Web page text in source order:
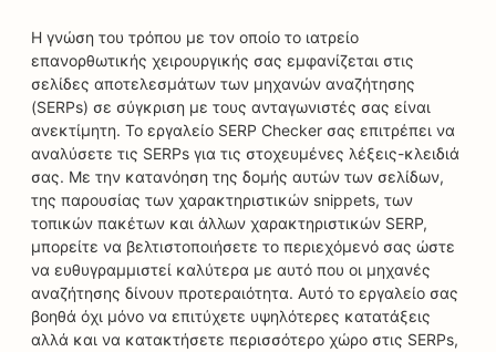
Η γνώση του τρόπου με τον οποίο το ιατρείο
επανορθωτικής χειρουργικής σας εμφανίζεται στις
σελίδες αποτελεσμάτων των μηχανών αναζήτησης
(SERPs) σε σύγκριση με τους ανταγωνιστές σας είναι
ανεκτίμητη. Το εργαλείο SERP Checker σας επιτρέπει να
αναλύσετε τις SERPs για τις στοχευμένες λέξεις-κλειδιά
σας. Με την κατανόηση της δομής αυτών των σελίδων,
της παρουσίας των χαρακτηριστικών snippets, των
τοπικών πακέτων και άλλων χαρακτηριστικών SERP,
μπορείτε να βελτιστοποιήσετε το περιεχόμενό σας ώστε
να ευθυγραμμιστεί καλύτερα με αυτό που οι μηχανές
αναζήτησης δίνουν προτεραιότητα. Αυτό το εργαλείο σας
βοηθά όχι μόνο να επιτύχετε υψηλότερες κατατάξεις
αλλά και να κατακτήσετε περισσότερο χώρο στις SERPs,